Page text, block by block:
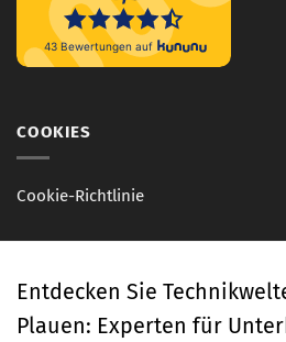
COOKIES
Cookie-Richtlinie
Entdecken Sie
Plauen: Experten für